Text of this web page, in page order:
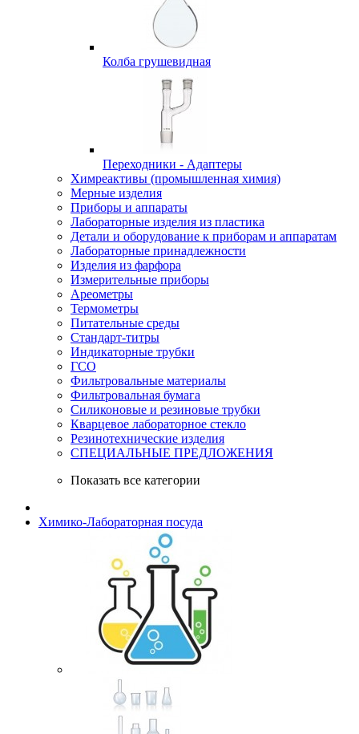
Колба грушевидная
Переходники - Адаптеры
Химреактивы (промышленная химия)
Мерные изделия
Приборы и аппараты
Лабораторные изделия из пластика
Детали и оборудование к приборам и аппаратам
Лабораторные принадлежности
Изделия из фарфора
Измерительные приборы
Ареометры
Термометры
Питательные среды
Стандарт-титры
Индикаторные трубки
ГСО
Фильтровальные материалы
Фильтровальная бумага
Силиконовые и резиновые трубки
Кварцевое лабораторное стекло
Резинотехнические изделия
СПЕЦИАЛЬНЫЕ ПРЕДЛОЖЕНИЯ
Показать все категории
Химико-Лабораторная посуда